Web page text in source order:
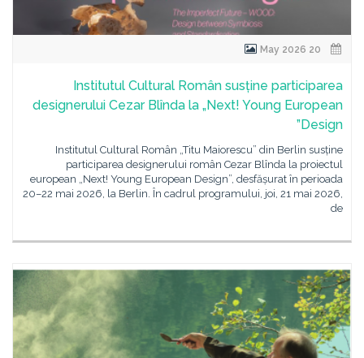
Institutul Cultural Român susține participarea
designerului Cezar Blînda la „Next! Young European
Design”
Institutul Cultural Român „Titu Maiorescu” din Berlin susține
participarea designerului român Cezar Blînda la proiectul
european „Next! Young European Design”, desfășurat în perioada
20–22 mai 2026, la Berlin. În cadrul programului, joi, 21 mai 2026,
de